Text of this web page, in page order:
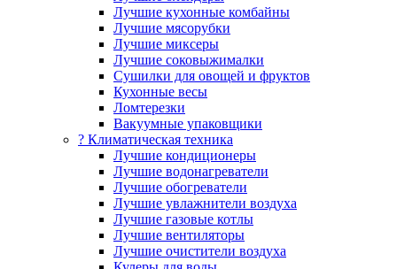
Лучшие кухонные комбайны
Лучшие мясорубки
Лучшие миксеры
Лучшие соковыжималки
Сушилки для овощей и фруктов
Кухонные весы
Ломтерезки
Вакуумные упаковщики
?️ Климатическая техника
Лучшие кондиционеры
Лучшие водонагреватели
Лучшие обогреватели
Лучшие увлажнители воздуха
Лучшие газовые котлы
Лучшие вентиляторы
Лучшие очистители воздуха